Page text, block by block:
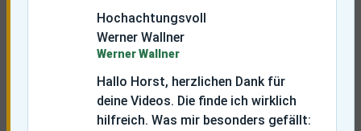
Hochachtungsvoll
Werner Wallner
Werner Wallner
Hallo Horst, herzlichen Dank für
deine Videos. Die finde ich wirklich
hilfreich. Was mir besonders gefällt: